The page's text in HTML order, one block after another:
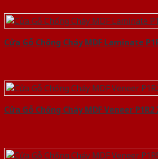
Cửa Gỗ Chống Cháy MDF Laminate
Cửa Gỗ Chống Cháy MDF Veneer